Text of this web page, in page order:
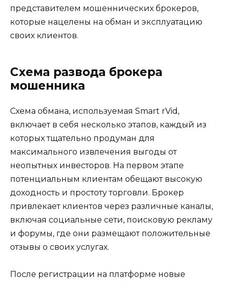
представителем мошеннических брокеров,
которые нацелены на обман и эксплуатацию
своих клиентов.
Схема развода брокера
мошенника
Схема обмана, используемая Smart rVid,
включает в себя несколько этапов, каждый из
которых тщательно продуман для
максимального извлечения выгоды от
неопытных инвесторов. На первом этапе
потенциальным клиентам обещают высокую
доходность и простоту торговли. Брокер
привлекает клиентов через различные каналы,
включая социальные сети, поисковую рекламу
и форумы, где они размещают положительные
отзывы о своих услугах.
После регистрации на платформе новые